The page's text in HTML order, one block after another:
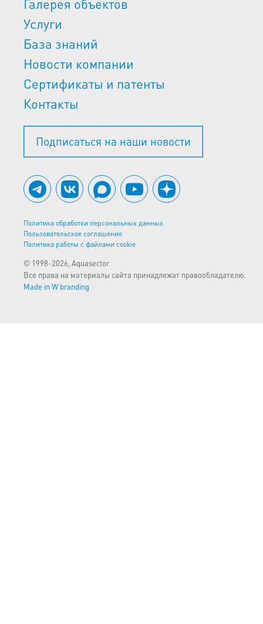
Галерея объектов
Услуги
База знаний
Новости компании
Сертификаты и патенты
Контакты
Подписаться на наши новости
Политика обработки персональных данных
Пользовательское соглашение
Политика работы с файлами cookie
© 1998-2026, Aquasector
Все права на материалы сайта принадлежат правообладателю.
Made in W branding